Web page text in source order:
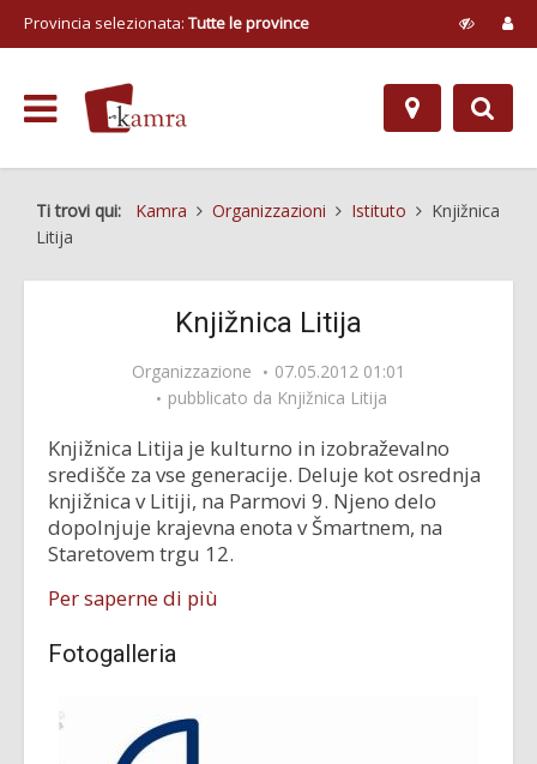
Provincia selezionata: Tutte le province
Ti trovi qui: Kamra Organizzazioni Istituto
Knjižnica
Litija
Knjižnica Litija
Organizzazione
07.05.2012 01:01
pubblicato da Knjižnica Litija
Knjižnica Litija je kulturno in izobraževalno
središče za vse generacije. Deluje kot osrednja
knjižnica v Litiji, na Parmovi 9. Njeno delo
dopolnjuje krajevna enota v Šmartnem, na
Staretovem trgu 12.
Per saperne di più
Fotogalleria